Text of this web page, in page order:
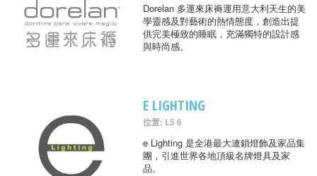
Dorelan 多運來床褥運用意大利天生的美
學靈感及對藝術的熱情態度，創造出提
供完美極致的睡眠，充滿獨特的設計感
與時尚感。
E LIGHTING
位置: L5 6
e Lighting 是全港最大連鎖燈飾及家品集
團，引進世界各地頂級名牌燈具及家
品。